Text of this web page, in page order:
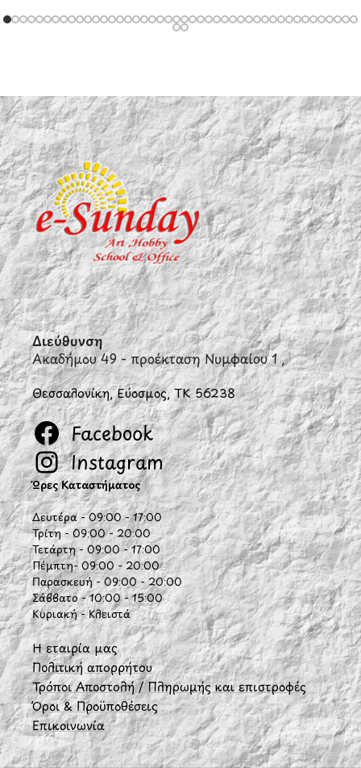
Διεύθυνση
Ακαδήμου 49 - προέκταση Νυμφαίου 1 ,
Θεσσαλονίκη, Εύοσμος, ΤΚ 56238
Facebook
Instagram
Ώρες Καταστήματος
Δευτέρα - 09:00 - 17:00
Τρίτη - 09:00 - 20:00
Τετάρτη - 09:00 - 17:00
Πέμπτη- 09:00 - 20:00
Παρασκευή - 09:00 - 20:00
Σάββατο - 10:00 - 15:00
Κυριακή - Κλειστά
Η εταιρία μας
Πολιτική απορρήτου
Τρόποι Αποστολή / Πληρωμής και επιστροφές
Όροι & Προϋποθέσεις
Επικοινωνία